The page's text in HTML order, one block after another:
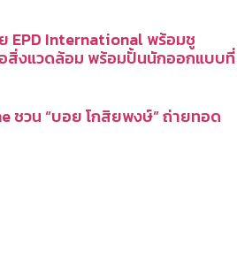
EPD International พร้อมชู
สิ่งแวดล้อม พร้อมปั้นนักออกแบบที่
ชวน “บอย โกสิยพงษ์” ถ่ายทอด